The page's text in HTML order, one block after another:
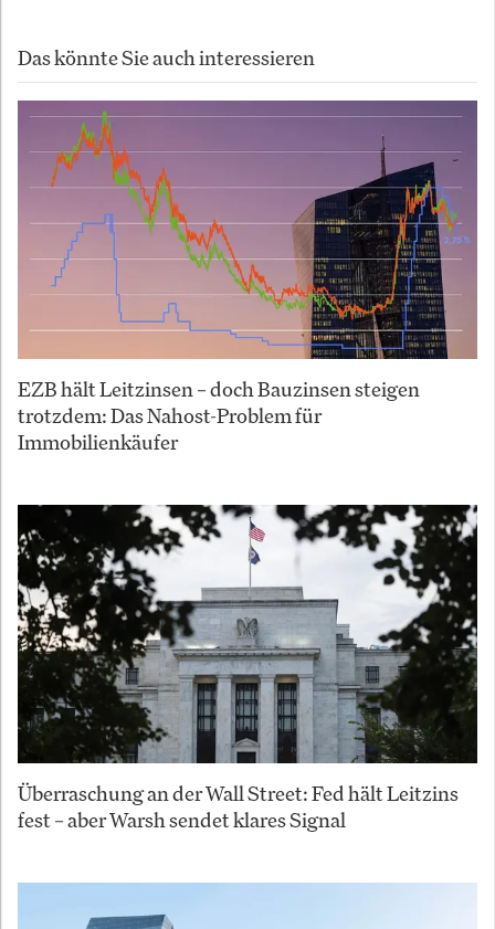
Das könnte Sie auch interessieren
EZB hält Leitzinsen – doch Bauzinsen steigen
trotzdem: Das Nahost-Problem für
Immobilienkäufer
Überraschung an der Wall Street: Fed hält Leitzins
fest – aber Warsh sendet klares Signal